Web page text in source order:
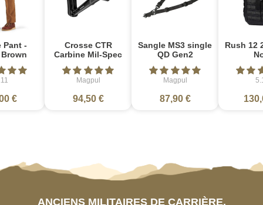
Pant -
€
Crosse CTR
Carbine Mil-Spec
Magpul
94,50 €
Sangle MS3 single
QD Gen2
Magpul
87,90 €
Rush 12
ANCIENS MILITAIRES DE CARRIÈRE,